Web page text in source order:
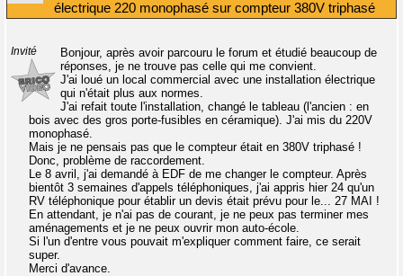
électrique 220 monophasé sur compteur 380V triphasé
Invité
Bonjour, après avoir parcouru le forum et étudié beaucoup de
réponses, je ne trouve pas celle qui me convient.
J'ai loué un local commercial avec une installation électrique
qui n'était plus aux normes.
J'ai refait toute l'installation, changé le tableau (l'ancien : en
bois avec des gros porte-fusibles en céramique). J'ai mis du 220V
monophasé.
Mais je ne pensais pas que le compteur était en 380V triphasé !
Donc, problème de raccordement.
Le 8 avril, j'ai demandé à EDF de me changer le compteur. Après
bientôt 3 semaines d'appels téléphoniques, j'ai appris hier 24 qu'un
RV téléphonique pour établir un devis était prévu pour le... 27 MAI !
En attendant, je n'ai pas de courant, je ne peux pas terminer mes
aménagements et je ne peux ouvrir mon auto-école.
Si l'un d'entre vous pouvait m'expliquer comment faire, ce serait
super.
Merci d'avance.